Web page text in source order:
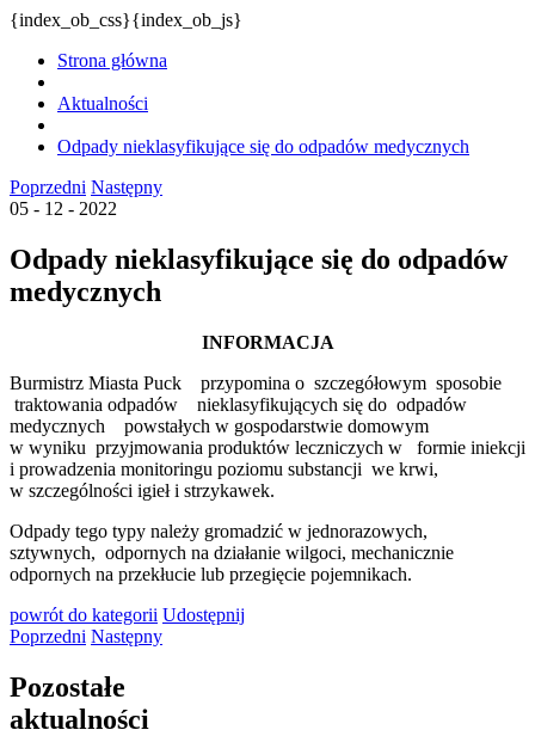
{index_ob_css}{index_ob_js}
Strona główna
Aktualności
Odpady nieklasyfikujące się do odpadów medycznych
Poprzedni Następny
05 - 12 - 2022
Odpady nieklasyfikujące się do odpadów
medycznych
INFORMACJA
Burmistrz Miasta Puck przypomina o szczegółowym sposobie
traktowania odpadów nieklasyfikujących się do odpadów
medycznych powstałych w gospodarstwie domowym
w wyniku przyjmowania produktów leczniczych w formie iniekcji
i prowadzenia monitoringu poziomu substancji we krwi,
w szczególności igieł i strzykawek.
Odpady tego typy należy gromadzić w jednorazowych,
sztywnych, odpornych na działanie wilgoci, mechanicznie
odpornych na przekłucie lub przegięcie pojemnikach.
powrót do kategorii Udostępnij
Poprzedni Następny
Pozostałe
aktualności